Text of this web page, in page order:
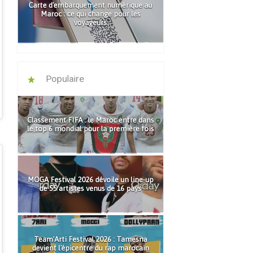
Carte d'embarquement numérique au
Maroc : ce qui change pour les
voyageurs
Populaire
Classement FIFA : le Maroc entre dans
le top 6 mondial pour la première fois
MOGA Festival 2026 dévoile un line-up
de 55 artistes venus de 16 pays
Team'Arti Festival 2026 : Tamesna
devient l'épicentre du rap marocain